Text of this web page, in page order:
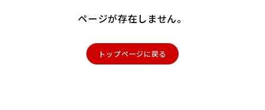
ページが存在しません。
トップページに戻る